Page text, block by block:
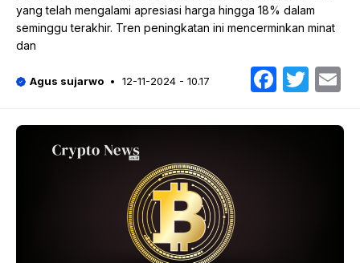
yang telah mengalami apresiasi harga hingga 18% dalam
seminggu terakhir. Tren peningkatan ini mencerminkan minat
dan
Agus sujarwo 12-11-2024 - 10.17